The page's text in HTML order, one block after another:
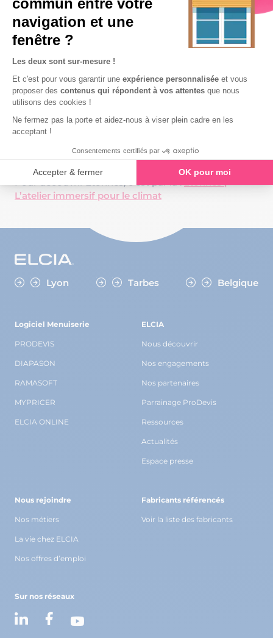
2tonne et ELCIA partagent la même ambition :
donner aux individus les moyens de comprendre
comment agir, pour contribuer à une transition
réaliste et inspirante qui assurera un monde juste et
sûr pour l’humanité.
Chez ELCIA, l’équipe RSE a été formée à l’animation
par le fondateur de
toutes les chances de réussir le défi et accueillir au
mieux nos futurs talents !
Alors, pourquoi pas vous aussi ?
L’atelier immersif pour le climat
Lyon Tarbes Belgique
Logiciel Menuiserie
PRODEVIS
DIAPASON
RAMASOFT
MYPRICER
ELCIA ONLINE
ELCIA
Nous découvrir
Nos engagements
Nos partenaires
Parrainage ProDevis
Ressources
Actualités
Espace presse
Nous rejoindre
Nos métiers
La vie chez ELCIA
Nos offres d’emploi
Fabricants référencés
Voir la liste des fabricants
Sur nos réseaux